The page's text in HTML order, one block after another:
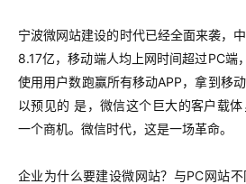
宁波微网站建设的时代已经全面来袭，
8.17亿，移动端人均上网时间超过PC端，
使用用户数跑赢所有移动APP，拿到移
以预见的 是，微信这个巨大的客户载体
一个商机。 微信时代，这是一场革命。
企业为什么要建设微网站？ 与PC网站